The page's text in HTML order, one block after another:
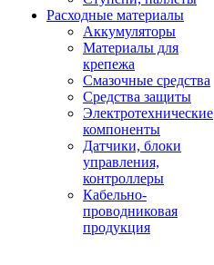
Расходные материалы
Аккумуляторы
Материалы для
крепежа
Смазочные средства
Средства защиты
Электротехнические
компоненты
Датчики, блоки
управления,
контроллеры
Кабельно-
проводниковая
продукция